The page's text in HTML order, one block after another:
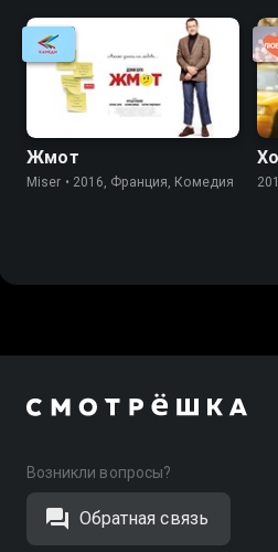
Жмот
Miser • 2016, Франция, Комедия
Возникли вопросы?
Обратная связь